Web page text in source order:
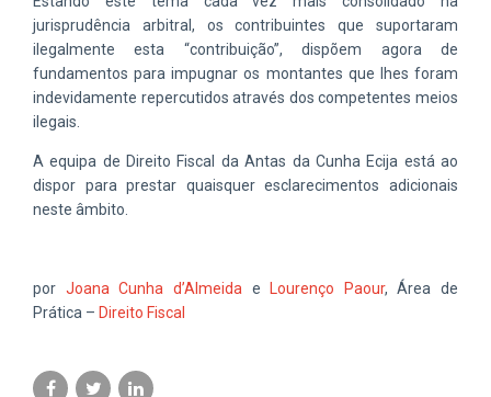
jurisprudência arbitral, os contribuintes que suportaram
ilegalmente esta “contribuição”, dispõem agora de
fundamentos para impugnar os montantes que lhes foram
indevidamente repercutidos através dos competentes meios
ilegais.
A equipa de Direito Fiscal da Antas da Cunha Ecija está ao
dispor para prestar quaisquer esclarecimentos adicionais
neste âmbito.
por Joana Cunha d’Almeida eLourenço Paour, Área de
Prática – Direito Fiscal